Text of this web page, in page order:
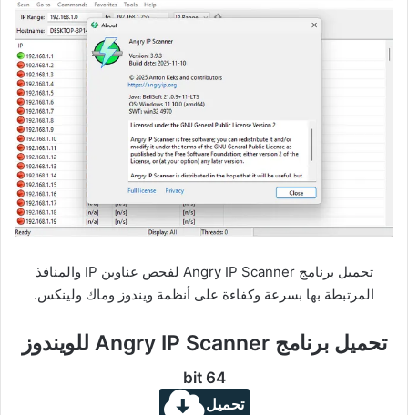
تحميل برنامج Angry IP Scanner لفحص عناوين IP والمنافذ
المرتبطة بها بسرعة وكفاءة على أنظمة ويندوز وماك ولينكس.
تحميل برنامج Angry IP Scanner للويندوز
64 bit
تحميل